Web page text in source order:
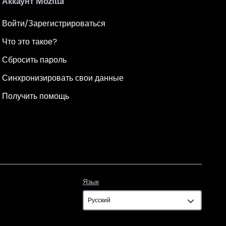
Войти/Зарегистрироваться
Что это такое?
Сбросить пароль
Синхронизировать свои данные
Получить помощь
Язык